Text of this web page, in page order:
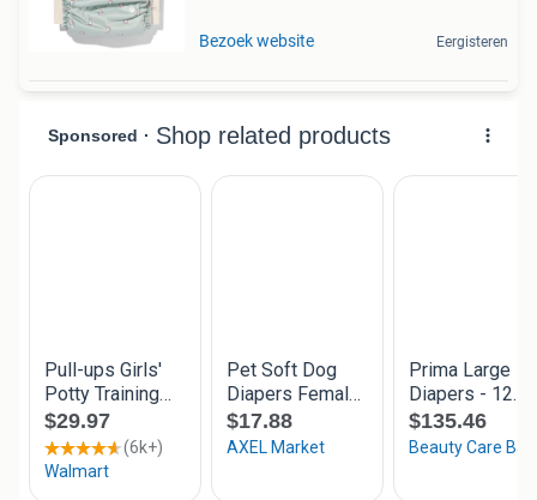
Bezoek website Eergisteren